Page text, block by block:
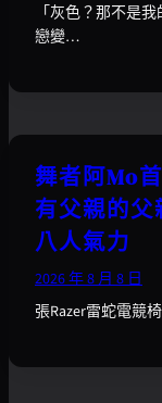
「灰色？那不是
戀變…
舞者阿Mo
有父親的
八人氣力
2026 年 8 月 8 日
張Razer雷蛇電競